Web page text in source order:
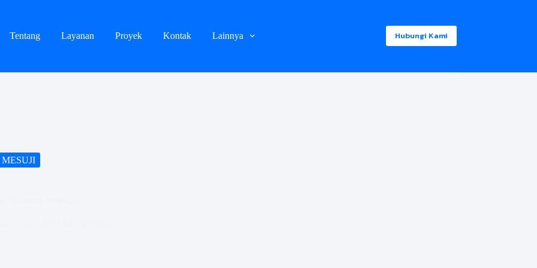
Tentang Layanan Proyek Kontak Lainnya Hubungi Kami